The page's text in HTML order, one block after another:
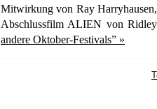
Mitwirkung von Ray
Abschlussfilm ALIEN von
andere Oktober-Festivals” »